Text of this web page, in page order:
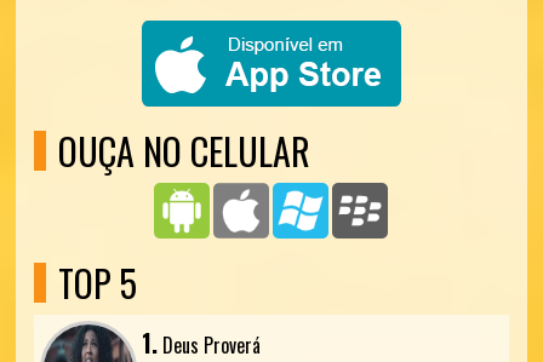
OUÇA NO CELULAR
TOP 5
1. Deus Proverá